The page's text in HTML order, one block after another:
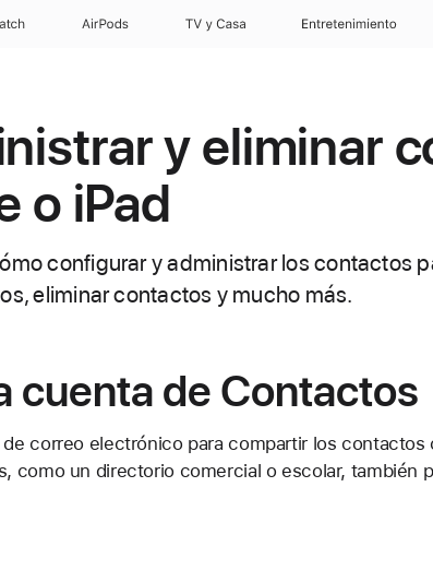
AirPods TV y Casa Entretenimiento
y eliminar
o iPad
configurar y administrar los contactos
eliminar contactos y mucho más.
cuenta de Contactos
correo electrónico para compartir los contactos
como un directorio comercial o escolar, también